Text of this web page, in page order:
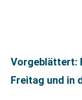
Vorgeblättert:
Freitag und in